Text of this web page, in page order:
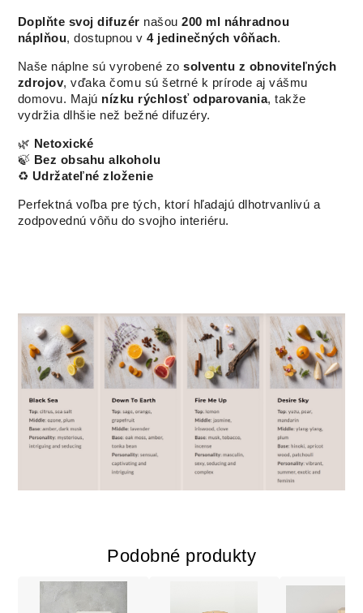
Doplňte svoj difuzér našou200 ml náhradnou
náplňou, dostupnou v4 jedinečných vôňach.
Naše náplne sú vyrobené zosolventu z obnoviteľných
zdrojov, vďaka čomu sú šetrné k prírode aj vášmu
domovu. Majú nízku rýchlosť odparovania, takže
vydržia dlhšie než bežné difuzéry.
🌿 Netoxické
🍃 Bez obsahu alkoholu
♻️ Udržateľné zloženie
Perfektná voľba pre tých, ktorí hľadajú dlhotrvanlivú a
zodpovednú vôňu do svojho interiéru.
Podobné produkty